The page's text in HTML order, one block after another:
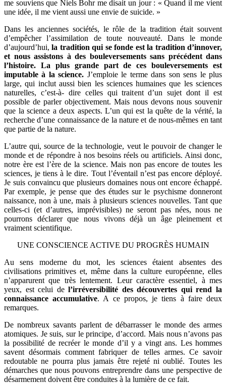
me souviens que Niels Bohr me disait un jour : « Quand il me vient
une idée, il me vient aussi une envie de suicide. »
Dans les anciennes sociétés, le rôle de la tradition était souvent
d’empêcher l’assimilation de toute nouveauté. Dans le monde
d’aujourd’hui,la tradition qui se fonde est la tradition d’innover,
et nous assistons à des bouleversements sans précédent dans
l’histoire. La plus grande part de ces bouleversements est
imputable à la science. J’emploie le terme dans son sens le plus
large, qui inclut aussi bien les sciences humaines que les sciences
naturelles, c’est-à- dire celles qui traitent d’un sujet dont il est
possible de parler objectivement. Mais nous devons nous souvenir
que la science a deux aspects. L’un qui est la quête de la vérité, la
recherche d’une connaissance de la nature et de nous-mêmes en tant
que partie de la nature.
L’autre qui, source de la technologie, veut le pouvoir de changer le
monde et de répondre à nos besoins réels ou artificiels. Ainsi donc,
notre ère est l’ère de la science. Mais non pas encore de toutes les
sciences, je tiens à le dire. Tout l’éventail n’est pas encore déployé.
Je suis convaincu que plusieurs domaines nous ont encore échappé.
Par exemple, je pense que des études sur le psychisme donneront
naissance, non à une, mais à plusieurs sciences nouvelles. Tant que
celles-ci (et d’autres, imprévisibles) ne seront pas nées, nous ne
pourrons déclarer que nous vivons déjà un âge pleinement et
vraiment scientifique.
UNE CONSCIENCE ACTIVE DU PROGRÈS HUMAIN
Au sens moderne du mot, les sciences étaient absentes des
civilisations primitives et, même dans la culture européenne, elles
n’apparurent que très lentement. Leur caractère essentiel, à mes
yeux, est celui del’irréversibilité des découvertes qui rend la
connaissance accumulative. A ce propos, je tiens à faire deux
remarques.
De nombreux savants parlent de débarrasser le monde des armes
atomiques. Je suis, sur le principe, d’accord. Mais nous n’avons pas
la possibilité de recréer le monde d’il y a vingt ans. Les hommes
savent désormais comment fabriquer de telles armes. Ce savoir
redoutable ne pourra plus jamais être rejeté ni oublié. Toutes les
démarches que nous pouvons entreprendre dans une perspective de
désarmement doivent être conduites à la lumière de ce fait.